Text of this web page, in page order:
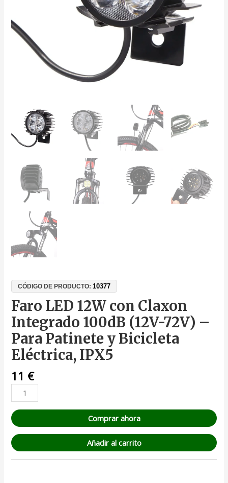
CÓDIGO DE PRODUCTO:10377
Faro LED 12W con Claxon
Integrado 100dB (12V-72V) –
Para Patinete y Bicicleta
Eléctrica, IPX5
11 €
Patinete
Bicicleta
Eléctrica,
Comprar ahora
Añadir al carrito